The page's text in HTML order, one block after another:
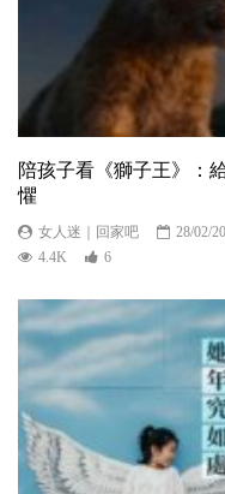
陪孩子看《獅子王》：
懼
女人迷｜回家吧
28/02/
4.4K
6